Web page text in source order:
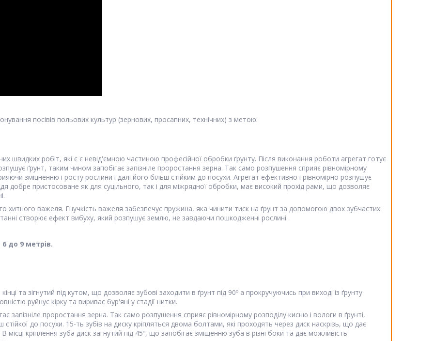
посівів польових культур (зернових, просапних, технічних) з метою:
швидких робіт, які є є невід'ємною частиною професійної обробки ґрунту. Після виконання роботи агрегат готує
ґрунт, таким чином запобігає запізніле проростання зерна. Так само розпушення сприяє рівномірному
зміцненню і росту рослини і далі його більш стійким до посухи. Агрегат ефективно і рівномірно розпушує
добре пристосоване як для суцільного, так і для міжрядної обробки, має високий прохід рами, що дозволяє
хитного важеля. Гнучкість важеля забезпечує пружина, яка чинити тиск на ґрунт за допомогою двох зубчастих
створює ефект вибуху, який розпушує землю, не завдаючи пошкодженні рослині.
до 9 метрів.
та зігнутий під кутом, що дозволяє зубові заходити в ґрунт під 90º а прокручуючись при виході із ґрунту
руйнує кірку та вириває бур'яні у стадії нитки.
запізніле проростання зерна. Так само розпушення сприяє рівномірному розподілу кисню і вологи в ґрунті,
стійкої до посухи. 15-ть зубів на диску кріпляться двома болтами, які проходять через диск наскрізь, що дає
кріплення зуба диск загнутий під 45º, що запобігає зміщенню зуба в різні боки та дає можливість